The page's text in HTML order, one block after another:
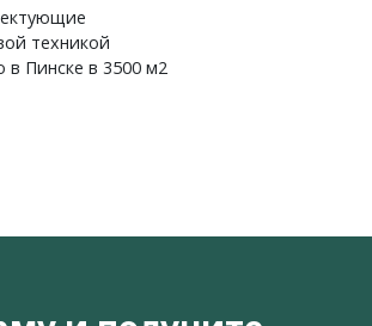
техникой
в Пинске в 3500 м2